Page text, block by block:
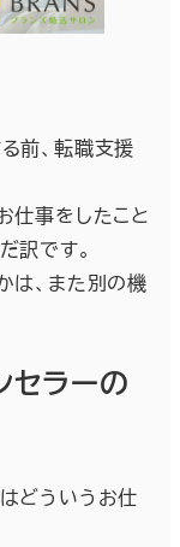
前、転職支援
仕事をしたこと
訳です。
は、また別の機
セラーの
どういうお仕